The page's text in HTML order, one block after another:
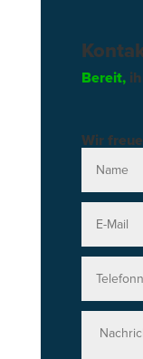
Bereit,
Wir